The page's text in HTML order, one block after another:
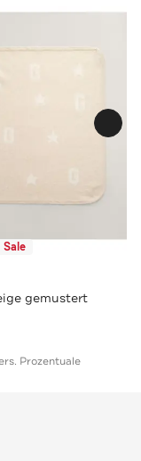
Sale
gemustert
Prozentuale